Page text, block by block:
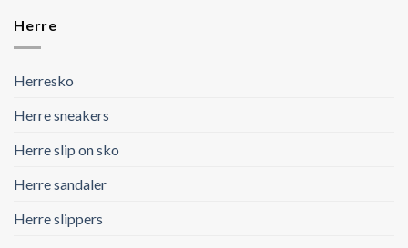
Herre
Herresko
Herre sneakers
Herre slip on sko
Herre sandaler
Herre slippers